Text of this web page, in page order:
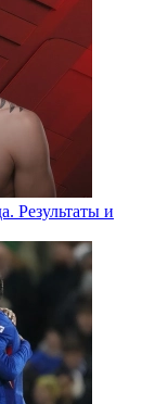
Результаты и